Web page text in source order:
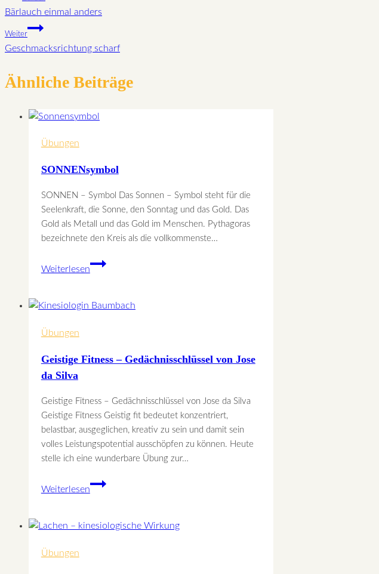
Bärlauch einmal anders
Weiter
Geschmacksrichtung scharf
Ähnliche Beiträge
Übungen
SONNENsymbol
SONNEN – Symbol Das Sonnen – Symbol steht für die
Seelenkraft, die Sonne, den Sonntag und das Gold. Das
Gold als Metall und das Gold im Menschen. Pythagoras
bezeichnete den Kreis als die vollkommenste…
Weiterlesen
SONNENsymbol
Übungen
Geistige Fitness – Gedächnisschlüssel von Jose
da Silva
Geistige Fitness – Gedächnisschlüssel von Jose da Silva
Geistige Fitness Geistig fit bedeutet konzentriert,
belastbar, ausgeglichen, kreativ zu sein und damit sein
volles Leistungspotential ausschöpfen zu können. Heute
stelle ich eine wunderbare Übung zur…
Weiterlesen
Geistige
Gedächnisschlüssel
Übungen